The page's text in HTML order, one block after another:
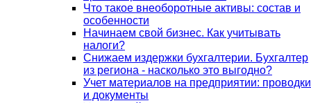
Что такое внеоборотные активы: состав и
особенности
Начинаем свой бизнес. Как учитывать
налоги?
Снижаем издержки бухгалтерии. Бухгалтер
из региона - насколько это выгодно?
Учет материалов на предприятии: проводки
и документы